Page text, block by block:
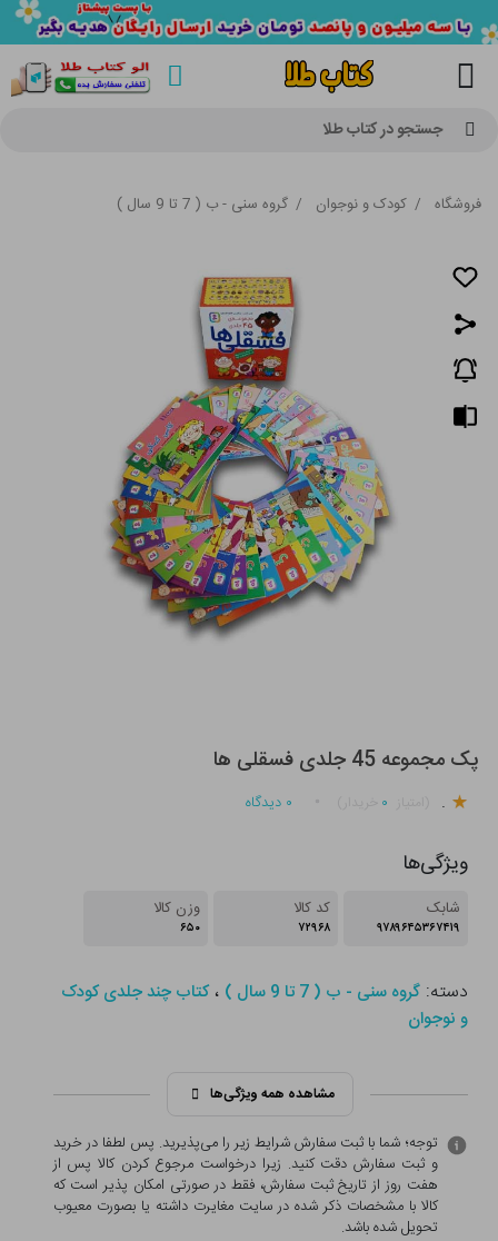
جستجو در کتاب طلا
فروشگاه / کودک و نوجوان / گروه سنی - ب ( 7 تا 9 سال )
پک مجموعه 45 جلدی فسقلی ها
. ۰ ۰ دیدگاه
ویژگی‌ها
شابک
۹۷۸۹۶۴۵۳۶۷۴۱۹
کد کالا
۷۲۹۶۸
وزن کالا
۶۵۰
دسته:گروه سنی - ب ( 7 تا 9 سال ) ،کتاب چند جلدی کودک
و نوجوان
مشاهده همه ویژگی‌ها
توجه؛ شما با ثبت سفارش شرایط زیر را می‌پذیرید. پس لطفا در خرید
و ثبت سفارش دقت کنید. زیرا درخواست مرجوع کردن کالا پس از
هفت روز از تاریخ ثبت سفارش، فقط در صورتی امکان پذیر است که
کالا با مشخصات ذکر شده در سایت مغایرت داشته یا بصورت معيوب
تحویل شده باشد.